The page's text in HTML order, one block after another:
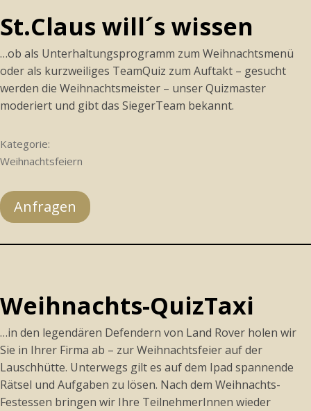
St.Claus will´s wissen
…ob als Unterhaltungsprogramm zum Weihnachtsmenü
oder als kurzweiliges TeamQuiz zum Auftakt – gesucht
werden die Weihnachtsmeister – unser Quizmaster
moderiert und gibt das SiegerTeam bekannt.
Kategorie:
Weihnachtsfeiern
Anfragen
Weihnachts-QuizTaxi
…in den legendären Defendern von Land Rover holen wir
Sie in Ihrer Firma ab – zur Weihnachtsfeier auf der
Lauschhütte. Unterwegs gilt es auf dem Ipad spannende
Rätsel und Aufgaben zu lösen. Nach dem Weihnachts-
Festessen bringen wir Ihre TeilnehmerInnen wieder